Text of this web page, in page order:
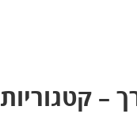
– קטגוריות